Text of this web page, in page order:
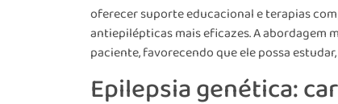
oferecer suporte educacional e terapias
antiepilépticas mais eficazes. A abordagem
paciente, favorecendo que ele possa
Epilepsia genética: